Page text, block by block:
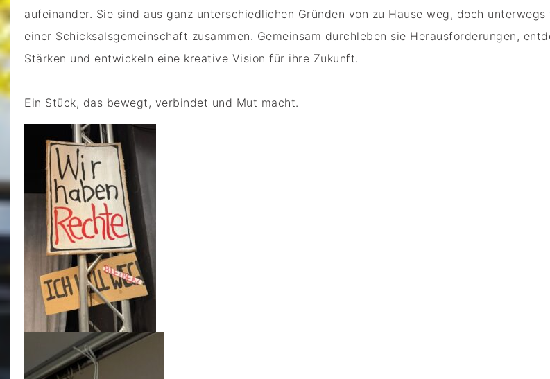
aufeinander. Sie sind aus ganz unterschiedlichen Gründen von zu Hause weg, doch unterwegs
einer Schicksalsgemeinschaft zusammen. Gemeinsam durchleben sie Herausforderungen,
Stärken und entwickeln eine kreative Vision für ihre Zukunft.
Ein Stück, das bewegt, verbindet und Mut macht.